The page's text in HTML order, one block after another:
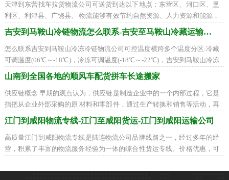
天津到东营找车拉货物流公司可送货到达以下地点：东营区、河口区、垦
利区、利津县、广饶县。 物流能够有效节约自然资源、人力资源和能源，
同时也能够节约费用。物流的使命就是
吉安到马鞍山冷链物流怎么联系-吉安至马鞍山冷藏运输公司
怎么联系吉安到马鞍山冷冻冷链物流公司可控温度横跨多个温度分区:冷藏
可调温度(06℃～-18℃)，冷冻可调温度(-18℃～-22℃)，吉安到马鞍山冷冻
冷藏车运输在吉州区、青原区、井冈山市
山南到全国各地的顺风车配货拼车长途搬家
供应链概念 早期的观点认为，供应链是制造企业中的一个内部过程，它是
指把从企业外部采购的原 材料和零部件，通过生产转换和销售等活动，再
传递到零售商和用户的一个过程。传
江门到咸阳物流专线-江门至咸阳货运-江门到咸阳运输公司
高质量江门到咸阳物流专线是陆连物流公司品牌线路之一，经过多年的经
营，积累了丰富的物流服务经验为一体的综合性货运专线。价格优惠，可